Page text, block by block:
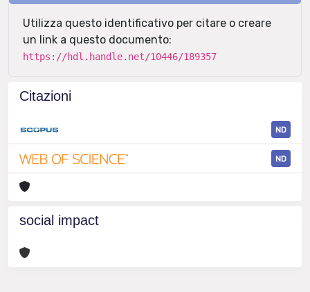
Utilizza questo identificativo per citare o creare
un link a questo documento:
https://hdl.handle.net/10446/189357
Citazioni
ND
ND
social impact